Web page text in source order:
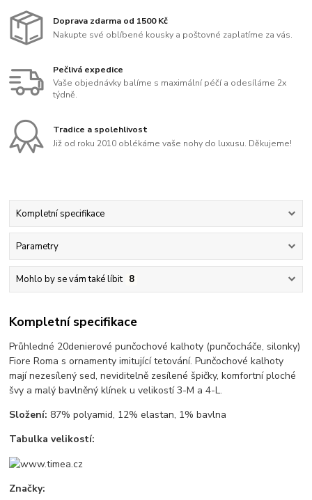
Doprava zdarma od 1500 Kč
Nakupte své oblíbené kousky a poštovné zaplatíme za vás.
Pečlivá expedice
Vaše objednávky balíme s maximální péčí a odesíláme 2x
týdně.
Tradice a spolehlivost
Již od roku 2010 oblékáme vaše nohy do luxusu. Děkujeme!
Kompletní specifikace
Parametry
Mohlo by se vám také líbit 8
Kompletní specifikace
Průhledné 20denierové punčochové kalhoty (punčocháče, silonky)
Fiore Roma s ornamenty imitující tetování. Punčochové kalhoty
mají nezesílený sed, neviditelně zesílené špičky, komfortní ploché
švy a malý bavlněný klínek u velikostí 3-M a 4-L.
Složení: 87% polyamid, 12% elastan, 1% bavlna
Tabulka velikostí:
Značky: